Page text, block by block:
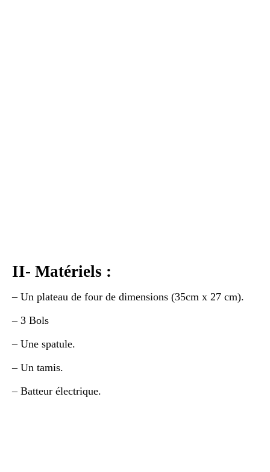
II- Matériels :
– Un plateau de four de dimensions (35cm x 27 cm).
– 3 Bols
– Une spatule.
– Un tamis.
– Batteur électrique.